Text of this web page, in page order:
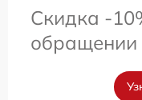
Скидка -
обращении